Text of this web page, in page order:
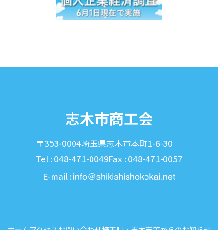
志木市商工会
〒353-0004埼玉県志木市本町1-6-30
Tel : 048-471-0049Fax : 048-471-0057
E-mail :